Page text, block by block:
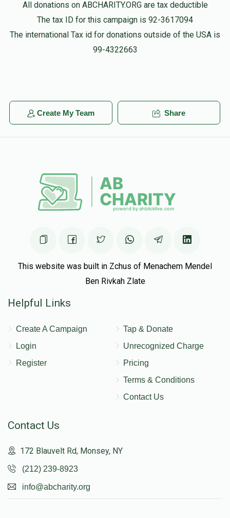
All donations on ABCHARITY.ORG are tax deductible
The tax ID for this campaign is 92-3617094
The international Tax id for donations outside of the USA is
99-4322663
Create My Team Share
This website was built in Zchus of Menachem Mendel
Ben Rivkah Zlate
Helpful Links
Create A Campaign
Login
Register
Tap & Donate
Unrecognized Charge
Pricing
Terms & Conditions
Contact Us
Contact Us
172 Blauvelt Rd, Monsey, NY
(212) 239-8923
info@abcharity.org